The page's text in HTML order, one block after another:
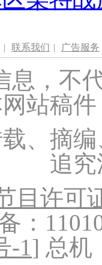
| 联系我们 | 广告服务
息，不
站稿
、摘
追
目许可
：
-1] 总机